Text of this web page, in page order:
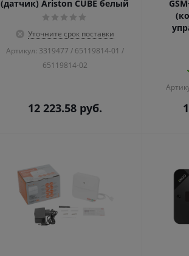
(датчик) Ariston CUBE белый
Уточните срок поставки
Артикул: 3319477 / 65119814-01 /
65119814-02
12 223.58руб.